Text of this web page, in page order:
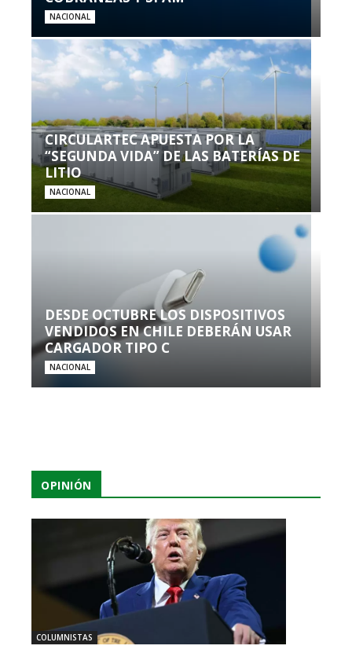
NACIONAL
CIRCULARTEC APUESTA POR LA
“SEGUNDA VIDA” DE LAS BATERÍAS DE
LITIO
NACIONAL
DESDE OCTUBRE LOS DISPOSITIVOS
VENDIDOS EN CHILE DEBERÁN USAR
CARGADOR TIPO C
NACIONAL
OPINIÓN
COLUMNISTAS